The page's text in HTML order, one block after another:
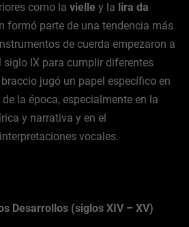
como la vielle y la lira da
formó parte de una tendencia más
de cuerda empezaron a
siglo IX para cumplir diferentes
jugó un papel específico en
la época, especialmente en la
y narrativa y en el
vocales.
Desarrollos (siglos XIV – XV)